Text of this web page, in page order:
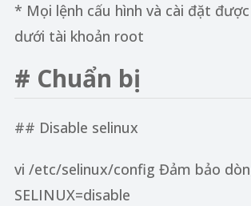
* Mọi lệnh cấu hình và cài đặt
dưới tài khoản root
# Chuẩn bị
## Disable selinux
vi /etc/selinux/config Đảm bảo
SELINUX=disable